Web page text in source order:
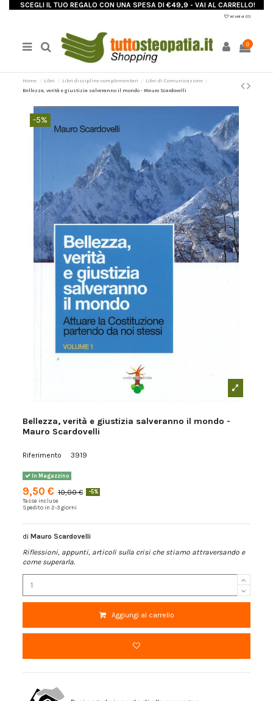
SCEGLI IL TUO REGALO CON UNA SPESA DI €49,9 - VAI AL CARRELLO!
Wishlist (0)
0
Home Libri Libri discipline complementari
Libri di Comunicazione
Bellezza, verità e giustizia salveranno il mondo - Mauro Scardovelli
-5%
Bellezza, verità e giustizia salveranno il mondo -
Mauro Scardovelli
Riferimento 3919
In Magazzino
9,50 € 10,00 € -5%
Tasse incluse
Spedito in 2-3 giorni
diMauro Scardovelli
Riflessioni, appunti, articoli sulla crisi che stiamo attraversando e
come superarla.
Aggiungi al carrello